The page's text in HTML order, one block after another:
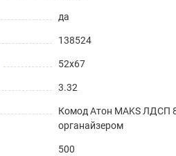
да
138524
52х67
3.32
Комод Атон MAKS ЛДСП
органайзером
500